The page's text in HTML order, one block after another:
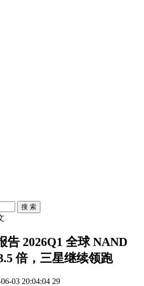
搜 索
告 2026Q1 全球 NAND
倍，三星继续领跑
03 20:04:04 29